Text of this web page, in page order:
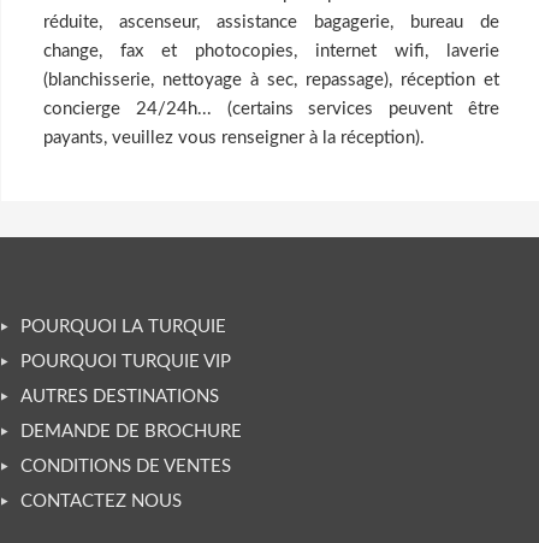
réduite, ascenseur, assistance bagagerie, bureau de
change, fax et photocopies, internet wifi, laverie
(blanchisserie, nettoyage à sec, repassage), réception et
concierge 24/24h... (certains services peuvent être
payants, veuillez vous renseigner à la réception).
POURQUOI LA TURQUIE
POURQUOI TURQUIE VIP
AUTRES DESTINATIONS
DEMANDE DE BROCHURE
CONDITIONS DE VENTES
CONTACTEZ NOUS